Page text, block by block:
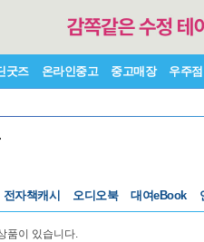
굿즈 온라인중고 중고매장 우주점
전자책캐시 오디오북 대여eBook
품이 있습니다.